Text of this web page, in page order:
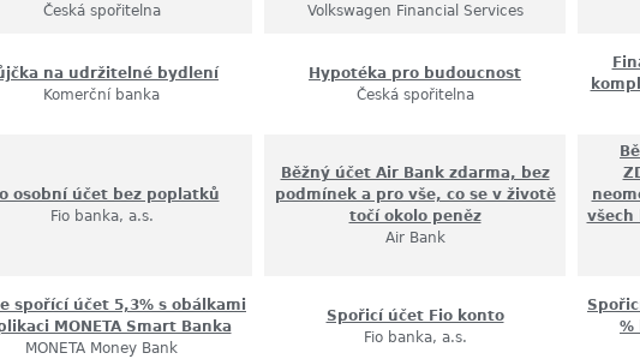
Česká spořitelna
Volkswagen Financial Services
na udržitelné bydlení
Komerční banka
Hypotéka pro budoucnost
Česká spořitelna
osobní účet bez poplatků
Fio banka, a.s.
Běžný účet Air Bank zdarma, bez
podmínek a pro vše, co se v životě
točí okolo peněz
Air Bank
všech
spořící účet 5,3% s obálkami
MONETA Smart Banka
MONETA Money Bank
Spořicí účet Fio konto
Fio banka, a.s.
%